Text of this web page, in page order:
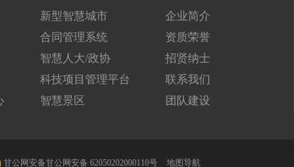
新型智慧城市
合同管理系统
智慧人大/政协
科技项目管理平台
智慧景区
企业简介
资质荣誉
招贤纳士
联系我们
团队建设
甘公网安备甘公网安备 62050202000110号 地图导航